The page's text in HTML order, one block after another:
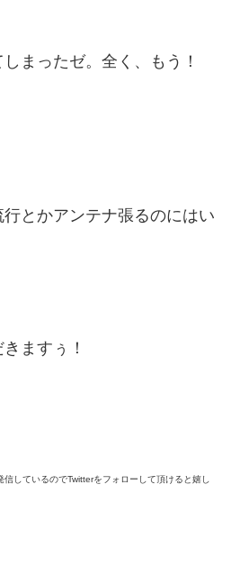
まったゼ。全く、もう！
とかアンテナ張るのにはい
ますぅ！
しているのでTwitterをフォローして頂けると嬉し